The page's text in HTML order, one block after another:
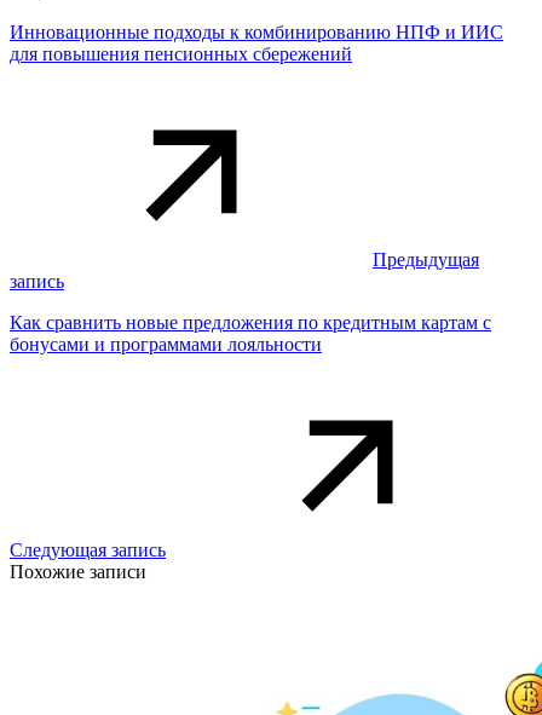
Инновационные подходы к комбинированию НПФ и ИИС
для повышения пенсионных сбережений
Предыдущая
запись
Как сравнить новые предложения по кредитным картам с
бонусами и программами лояльности
Следующая запись
Похожие записи